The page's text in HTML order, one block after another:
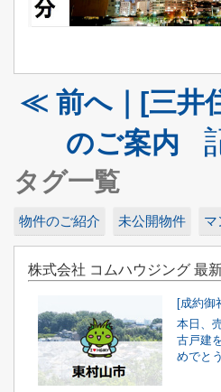
≪ 前へ｜[三井
のご案内
タグ一覧
物件のご紹介 未公開物件 マ
株式会社 コムハウジング 最
[成約御
本日、
古戸建
めでと